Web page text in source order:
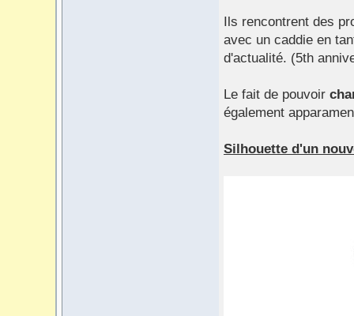
Ils rencontrent des
avec un caddie en
d'actualité. (5th
Le fait de pouvoir
également
Silhouette d'un